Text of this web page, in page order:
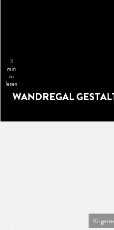
3
min
zu
lesen
WANDREGAL
KI-